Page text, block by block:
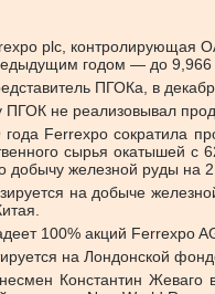
plc, контролирующая
годом — до 9,966
ПГОКа, в
не реализовывал
Ferrexpo сократила
сырья окатышей
добычу железной руды на
на добыче
100% акций Ferrexpo
на Лондонской
Константин